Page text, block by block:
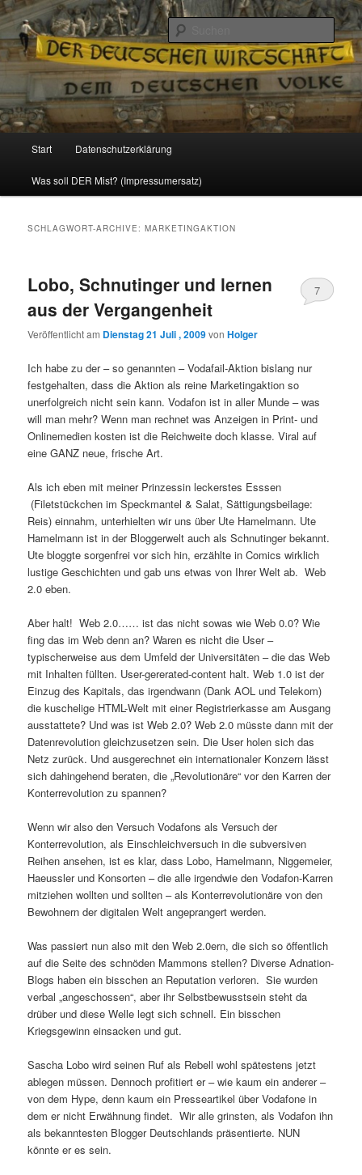
Reizzentrum
Politik, Wirtschaft, Soziales und Gesellschaft
Zum
Inhalt
Zum
sekundären
Start Datenschutzerklärung
Was soll DER Mist? (Impressumersatz)
SCHLAGWORT-ARCHIVE:MARKETINGAKTION
Lobo, Schnutinger und lernen
aus der Vergangenheit
Veröffentlicht am Dienstag 21 Juli , 2009vonHolger
7
Ich habe zu der – so genannten – Vodafail-Aktion bislang nur
festgehalten, dass die Aktion als reine Marketingaktion so
unerfolgreich nicht sein kann. Vodafon ist in aller Munde – was
will man mehr? Wenn man rechnet was Anzeigen in Print- und
Onlinemedien kosten ist die Reichweite doch klasse. Viral auf
eine GANZ neue, frische Art.
Als ich eben mit meiner Prinzessin leckerstes Esssen
(Filetstückchen im Speckmantel & Salat, Sättigungsbeilage:
Reis) einnahm, unterhielten wir uns über Ute Hamelmann. Ute
Hamelmann ist in der Bloggerwelt auch als Schnutinger bekannt.
Ute bloggte sorgenfrei vor sich hin, erzählte in Comics wirklich
lustige Geschichten und gab uns etwas von Ihrer Welt ab. Web
2.0 eben.
Aber halt! Web 2.0…… ist das nicht sowas wie Web 0.0? Wie
fing das im Web denn an? Waren es nicht die User –
typischerweise aus dem Umfeld der Universitäten – die das Web
mit Inhalten füllten. User-gererated-content halt. Web 1.0 ist der
Einzug des Kapitals, das irgendwann (Dank AOL und Telekom)
die kuschelige HTML-Welt mit einer Registrierkasse am Ausgang
ausstattete? Und was ist Web 2.0? Web 2.0 müsste dann mit der
Datenrevolution gleichzusetzen sein. Die User holen sich das
Netz zurück. Und ausgerechnet ein internationaler Konzern lässt
sich dahingehend beraten, die „Revolutionäre“ vor den Karren der
Konterrevolution zu spannen?
Wenn wir also den Versuch Vodafons als Versuch der
Konterrevolution, als Einschleichversuch in die subversiven
Reihen ansehen, ist es klar, dass Lobo, Hamelmann, Niggemeier,
Haeussler und Konsorten – die alle irgendwie den Vodafon-Karren
mitziehen wollten und sollten – als Konterrevolutionäre von den
Bewohnern der digitalen Welt angeprangert werden.
Was passiert nun also mit den Web 2.0ern, die sich so öffentlich
auf die Seite des schnöden Mammons stellen? Diverse Adnation-
Blogs haben ein bisschen an Reputation verloren. Sie wurden
verbal „angeschossen“, aber ihr Selbstbewusstsein steht da
drüber und diese Welle legt sich schnell. Ein bisschen
Kriegsgewinn einsacken und gut.
Sascha Lobo wird seinen Ruf als Rebell wohl spätestens jetzt
ablegen müssen. Dennoch profitiert er – wie kaum ein anderer –
von dem Hype, denn kaum ein Presseartikel über Vodafone in
dem er nicht Erwähnung findet. Wir alle grinsten, als Vodafon ihn
als bekanntesten Blogger Deutschlands präsentierte. NUN
könnte er es sein.